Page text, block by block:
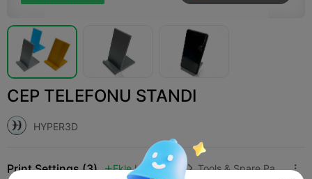
CEP TELEFONU STANDI
HYPER3D
Print Settings (3) Ekle Household  Tools & Spare Parts 